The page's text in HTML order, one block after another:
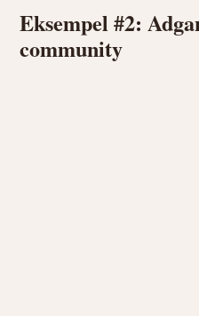
Eksempel #2:
community